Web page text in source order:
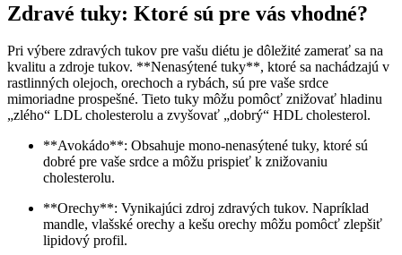
Zdravé tuky: Ktoré sú pre vás vhodné?
Pri výbere zdravých tukov pre vašu diétu je dôležité zamerať sa na
kvalitu a zdroje tukov. **Nenasýtené tuky**, ktoré sa nachádzajú v
rastlinných olejoch, orechoch a rybách, sú pre vaše srdce
mimoriadne prospešné. Tieto tuky môžu pomôcť znižovať hladinu
„zlého“ LDL cholesterolu a zvyšovať „dobrý“ HDL cholesterol.
**Avokádo**: Obsahuje mono-nenasýtené tuky, ktoré sú
dobré pre vaše srdce a môžu prispieť k znižovaniu
cholesterolu.
**Orechy**: Vynikajúci zdroj zdravých tukov. Napríklad
mandle, vlašské orechy a kešu orechy môžu pomôcť zlepšiť
lipidový profil.